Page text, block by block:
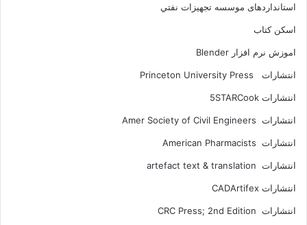
استانداردهای موسسه تجهيزات نفتي
اسکن کتاب
اموزش نرم افزار Blender
انتشارات Princeton University Press
انتشارات ‎ 5STARCook
انتشارات Amer Society of Civil Engineers
انتشارات American Pharmacists
انتشارات artefact text & translation
انتشارات ‎ CADArtifex
انتشارات CRC Press; 2nd Edition